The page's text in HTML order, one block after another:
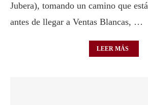
Jubera), tomando un camino que
antes de llegar a Ventas Blancas, …
LEER MÁS